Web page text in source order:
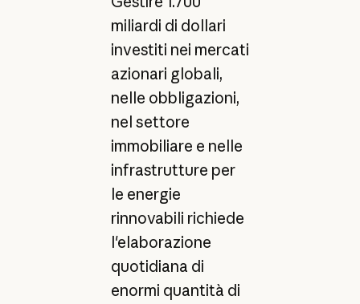
miliardi di dollari
investiti nei mercati
azionari globali,
nelle obbligazioni,
nel settore
immobiliare e nelle
infrastrutture per
le energie
rinnovabili richiede
l'elaborazione
quotidiana di
enormi quantità di